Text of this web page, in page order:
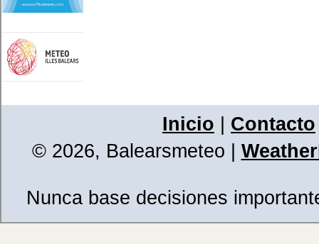
Inicio
Contacto
© 2026, Balearsmeteo
Nunca base decisiones